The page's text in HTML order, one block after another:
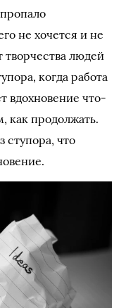
не хочется и не
творчества людей
когда работа
вдохновение что-
как продолжать.
ступора, что